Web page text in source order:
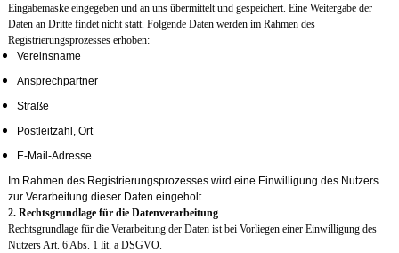
Eingabemaske eingegeben und an uns übermittelt und gespeichert. Eine Weitergabe der
Daten an Dritte findet nicht statt. Folgende Daten werden im Rahmen des
Registrierungsprozesses erhoben:
Vereinsname
Ansprechpartner
Straße
Postleitzahl, Ort
E-Mail-Adresse
Im Rahmen des Registrierungsprozesses wird eine Einwilligung des Nutzers
zur Verarbeitung dieser Daten eingeholt.
2. Rechtsgrundlage für die Datenverarbeitung
Rechtsgrundlage für die Verarbeitung der Daten ist bei Vorliegen einer Einwilligung des
Nutzers Art. 6 Abs. 1 lit. a DSGVO.